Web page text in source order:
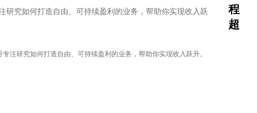
程
超
注研究如何打造自由、可持续盈利的业务，帮助你实现收入跃升。